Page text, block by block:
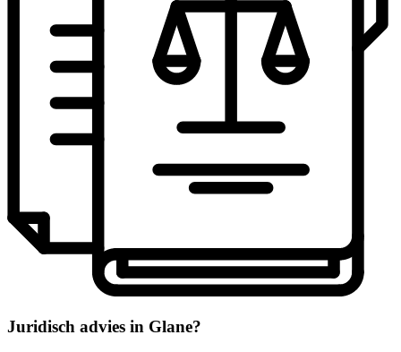
Juridisch advies in Glane?